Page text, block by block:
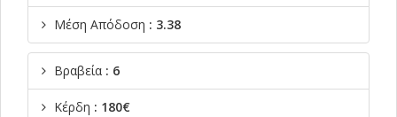
Μέση Απόδοση : 3.38
Βραβεία : 6
Κέρδη : 180€